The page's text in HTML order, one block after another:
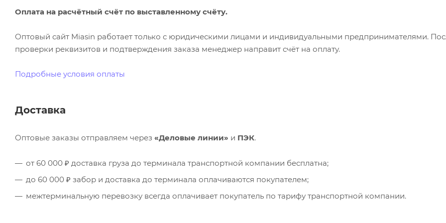
Оплата на расчётный счёт по выставленному счёту.
Оптовый сайт Miasin работает только с юридическими лицами и индивидуальными предпринимателями.
проверки реквизитов и подтверждения заказа менеджер направит счёт на оплату.
Подробные условия оплаты
Доставка
Оптовые заказы отправляем через «Деловые линии» и ПЭК.
от 60 000 ₽ доставка груза до терминала транспортной компании бесплатна;
до 60 000 ₽ забор и доставка до терминала оплачиваются покупателем;
межтерминальную перевозку всегда оплачивает покупатель по тарифу транспортной компании.